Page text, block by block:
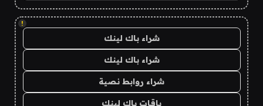
!
شراء باك لينك
شراء باك لينك
شراء روابط نصية
باقات باك لينك